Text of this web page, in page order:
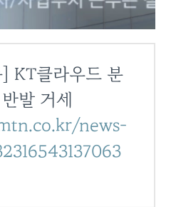
KT클라우드 분
발 거세
news-